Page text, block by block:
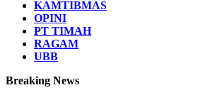
KAMTIBMAS
OPINI
PT TIMAH
RAGAM
UBB
Breaking News